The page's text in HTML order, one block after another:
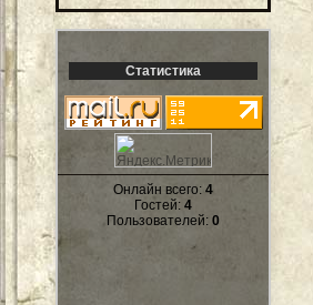
Статистика
Онлайн всего: 4
Гостей: 4
Пользователей: 0